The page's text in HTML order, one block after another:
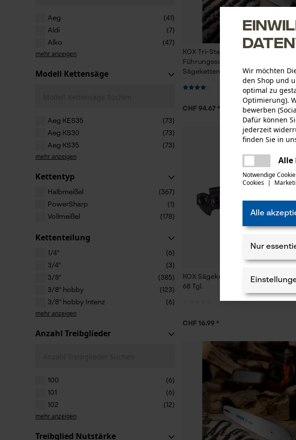
Aeg
(41)
Aldi
(7)
Alko
(47)
mehr anzeigen
Modell Kettensäge
Aeg KES35
(73)
Aeg KS30
(73)
Aeg KS35
(73)
mehr anzeigen
Kettentyp
Halbmeißel
(367)
PowerSharp
(1)
Vollmeißel
(178)
Kettenteilung
1/4"
(6)
3/4"
(3)
3/8"
(385)
3/8" hobby
(123)
3/8" hobby Intenz
(6)
mehr anzeigen
Anzahl Treibglieder
100
(6)
101
(6)
102
(12)
mehr anzeigen
Treibglied Nutstärke
KOX Tri-Star Spar-Satz mit
Führungsschiene und 4 DuraCut /
Sägeketten 3/8" Hobby, 1.3 mm,
CHF 94.67 *
KOX Sägeketten Halbmeißel 404",
68 Tgl.
CHF 16.99 *
Wir möchten
den Shop und
optimal zu
Optimierung).
bewerben
Dafür können
jederzeit
finden Sie in
Alle
Notwendige
Cookies |
Alle
Nur
Es ist ein
versuchen
teilen
mail